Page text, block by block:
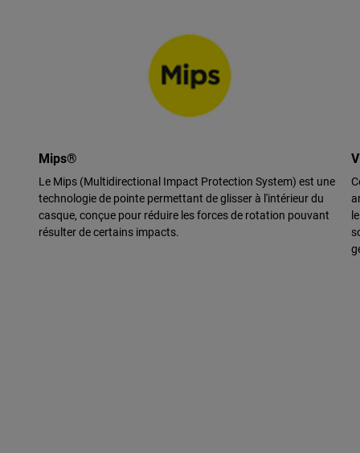
Mips®
Le Mips (Multidirectional Impact Protection System) est une
technologie de pointe permettant de glisser à l'intérieur du
casque, conçue pour réduire les forces de rotation pouvant
résulter de certains impacts.